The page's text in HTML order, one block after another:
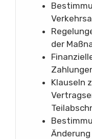
der
Klauseln